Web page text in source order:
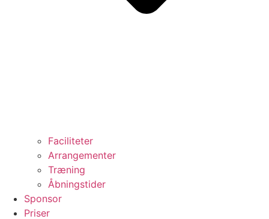
Faciliteter
Arrangementer
Træning
Åbningstider
Sponsor
Priser